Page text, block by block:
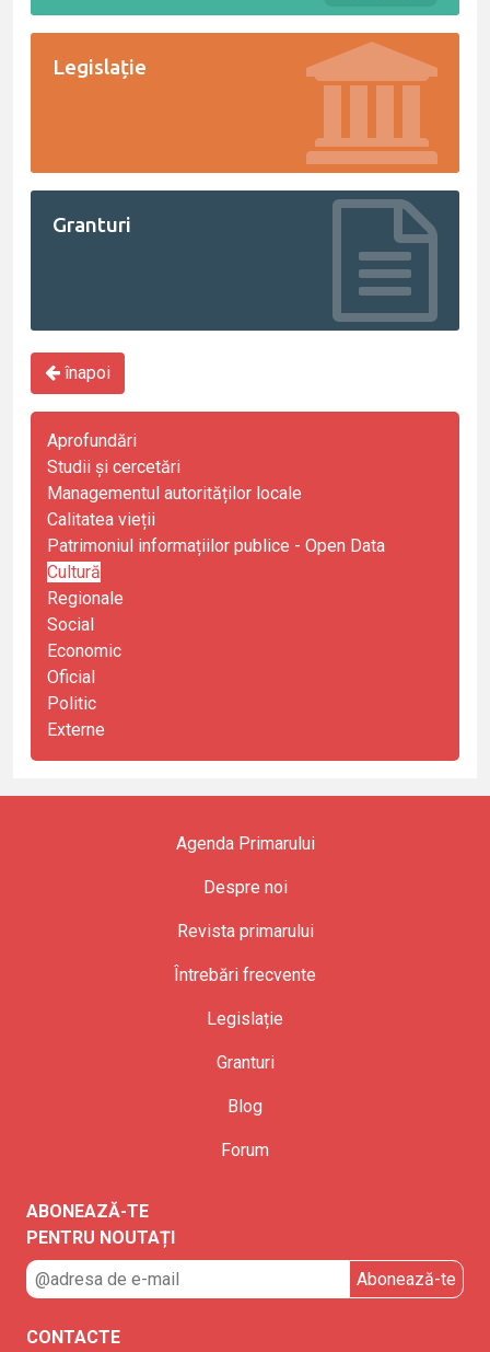
Legislație
Granturi
înapoi
Aprofundări
Studii și cercetări
Managementul autorităților locale
Calitatea vieții
Patrimoniul informațiilor publice - Open Data
Cultură
Regionale
Social
Economic
Oficial
Politic
Externe
Agenda Primarului
Despre noi
Revista primarului
Întrebări frecvente
Legislație
Granturi
Blog
Forum
ABONEAZĂ-TE
PENTRU NOUTAȚI
CONTACTE